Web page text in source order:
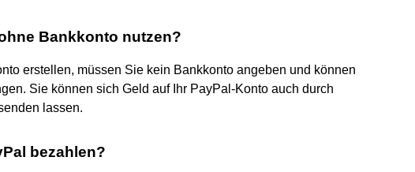
Bankkonto nutzen?
erstellen, müssen Sie kein Bankkonto angeben und können
Sie können sich Geld auf Ihr PayPal-Konto auch durch
lassen.
bezahlen?